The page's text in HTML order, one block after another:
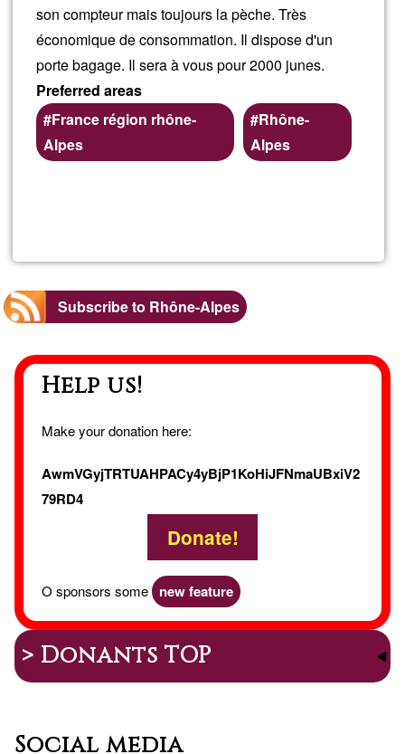
son compteur mais toujours la pèche. Très
économique de consommation. Il dispose d'un
porte bagage. Il sera à vous pour 2000 junes.
Preferred areas
France région rhône-
Alpes
Rhône-
Alpes
Subscribe to Rhône-Alpes
Help us!
Make your donation here:
AwmVGyjTRTUAHPACy4yBjP1KoHiJFNmaUBxiV2
79RD4
Donate!
O sponsors some new feature
> Donants TOP
Social media